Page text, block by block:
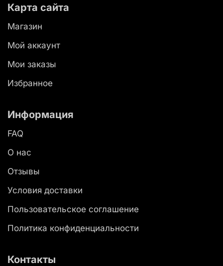
Карта сайта
Магазин
Мой аккаунт
Мои заказы
Избранное
Информация
FAQ
О нас
Отзывы
Условия доставки
Пользовательское соглашение
Политика конфиденциальности
Контакты